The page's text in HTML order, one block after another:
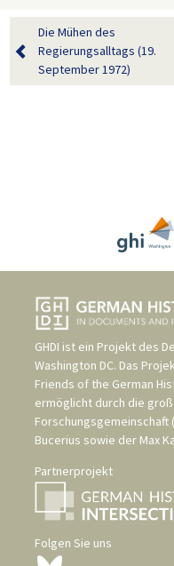
Die Mühen des
Regierungsalltags (19.
September 1972)
GHDI ist ein Projekt des
Washington DC. Das
Friends of the German
ermöglicht durch die
Forschungsgemeinschaft
Bucerius sowie der Max
Partnerprojekt
Folgen Sie uns